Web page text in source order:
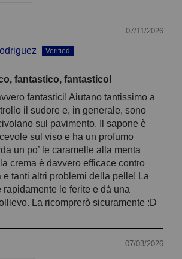
07/11/2026
fantastico, fantastico!
fantastici! Aiutano tantissimo a
il sudore e, in generale, sono
sul pavimento. Il sapone è
sul viso e ha un profumo
un po’ le caramelle alla menta
crema è davvero efficace contro
e tanti altri problemi della pelle! La
rapidamente le ferite e dà una
La ricomprerò sicuramente :D
07/03/2026